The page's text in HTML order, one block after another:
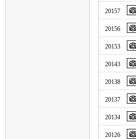
20157
20156
20153
20143
20138
20137
20134
20126